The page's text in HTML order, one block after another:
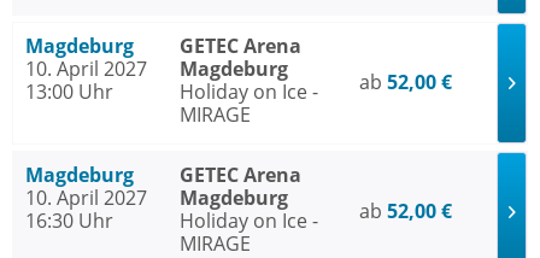
Magdeburg
10. April 2027
13:00 Uhr
GETEC Arena
Magdeburg
Holiday on Ice -
MIRAGE
ab 52,00 €
Magdeburg
10. April 2027
16:30 Uhr
GETEC Arena
Magdeburg
Holiday on Ice -
MIRAGE
ab 52,00 €